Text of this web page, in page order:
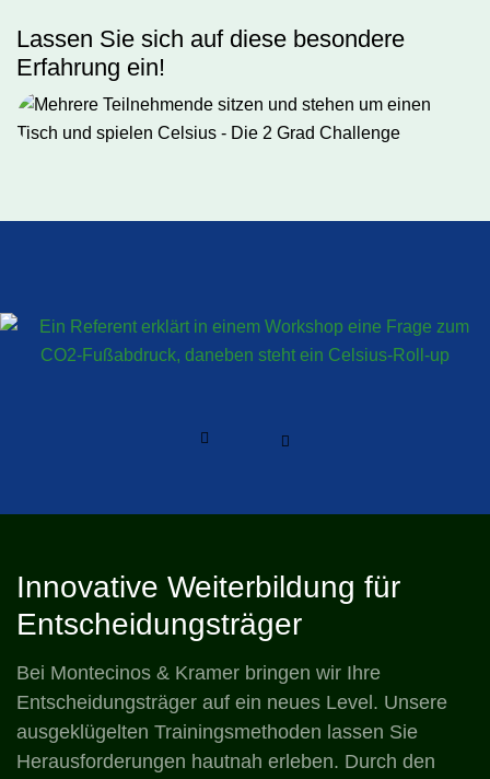
Lassen Sie sich auf diese besondere
Erfahrung ein!
Innovative Weiterbildung für
Entscheidungsträger
Bei Montecinos & Kramer bringen wir Ihre
Entscheidungsträger auf ein neues Level. Unsere
ausgeklügelten Trainingsmethoden lassen Sie
Herausforderungen hautnah erleben. Durch den